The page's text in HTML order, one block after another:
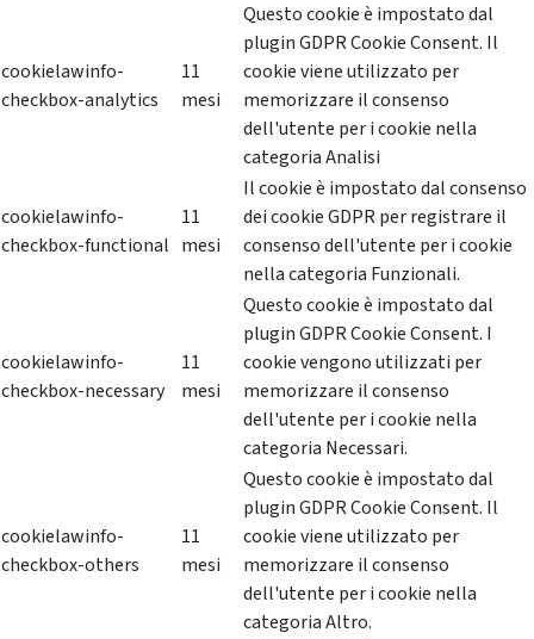
cookielawinfo-
checkbox-analytics
11
mesi
Questo cookie è impostato dal
plugin GDPR Cookie Consent. Il
cookie viene utilizzato per
memorizzare il consenso
dell'utente per i cookie nella
categoria Analisi
cookielawinfo-
checkbox-functional
11
mesi
Il cookie è impostato dal consenso
dei cookie GDPR per registrare il
consenso dell'utente per i cookie
nella categoria Funzionali.
cookielawinfo-
checkbox-necessary
11
mesi
Questo cookie è impostato dal
plugin GDPR Cookie Consent. I
cookie vengono utilizzati per
memorizzare il consenso
dell'utente per i cookie nella
categoria Necessari.
cookielawinfo-
checkbox-others
11
mesi
Questo cookie è impostato dal
plugin GDPR Cookie Consent. Il
cookie viene utilizzato per
memorizzare il consenso
dell'utente per i cookie nella
categoria Altro.